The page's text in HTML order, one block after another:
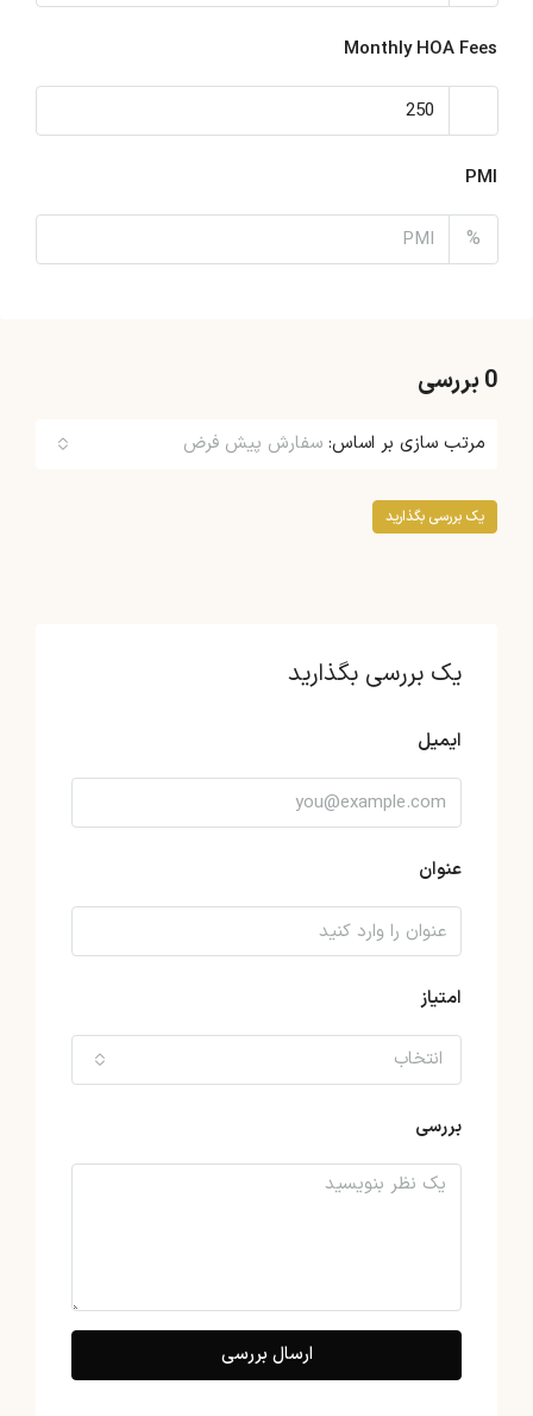
Monthly HOA Fees
PMI
%
0 بررسی
مرتب سازی بر اساس: سفارش پیش فرض
یک بررسی بگذارید
یک بررسی بگذارید
ایمیل
عنوان
امتیاز
انتخاب
بررسی
ارسال بررسی